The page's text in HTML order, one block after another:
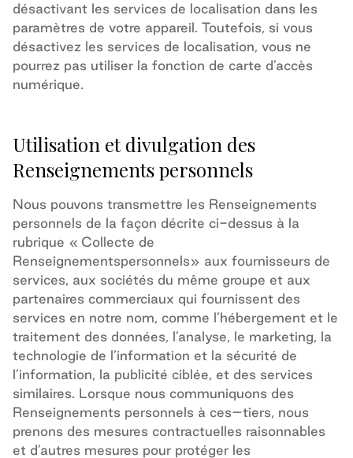
désactivant les services de localisation dans les
paramètres de votre appareil. Toutefois, si vous
désactivez les services de localisation, vous ne
pourrez pas utiliser la fonction de carte d’accès
numérique.
Utilisation et divulgation des
Renseignements personnels
Nous pouvons transmettre les Renseignements
personnels de la façon décrite ci-dessus à la
rubrique « Collecte de
Renseignementspersonnels» aux fournisseurs de
services, aux sociétés du même groupe et aux
partenaires commerciaux qui fournissent des
services en notre nom, comme l’hébergement et le
traitement des données, l’analyse, le marketing, la
technologie de l’information et la sécurité de
l’information, la publicité ciblée, et des services
similaires. Lorsque nous communiquons des
Renseignements personnels à ces–tiers, nous
prenons des mesures contractuelles raisonnables
et d’autres mesures pour protéger les